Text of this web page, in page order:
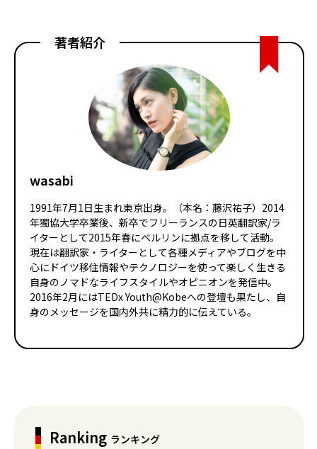
著者紹介
wasabi
1991年7月1日生まれ東京出身。（本名：藤沢祐子）2014
年獨協大学卒業後、新卒でフリーランスの日英翻訳家/ラ
イターとして2015年春にベルリンに拠点を移して活動。
現在は翻訳家・ライターとして各種メディアやブログを中
心にドイツ移住情報やテクノロジーを使って楽しく生きる
自身のノマドなライフスタイルやオピニオンを発信中。
2016年2月にはTEDx Youth@Kobeへの登壇も果たし、自
身のメッセージを国内外共に精力的に伝えている。
Ranking ランキング